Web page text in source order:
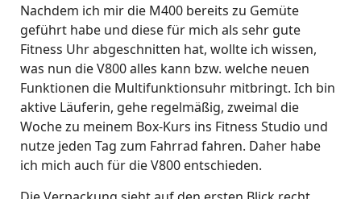
Nachdem ich mir die M400 bereits zu Gemüte
geführt habe und diese für mich als sehr gute
Fitness Uhr abgeschnitten hat, wollte ich wissen,
was nun die V800 alles kann bzw. welche neuen
Funktionen die Multifunktionsuhr mitbringt. Ich bin
aktive Läuferin, gehe regelmäßig, zweimal die
Woche zu meinem Box-Kurs ins Fitness Studio und
nutze jeden Tag zum Fahrrad fahren. Daher habe
ich mich auch für die V800 entschieden.